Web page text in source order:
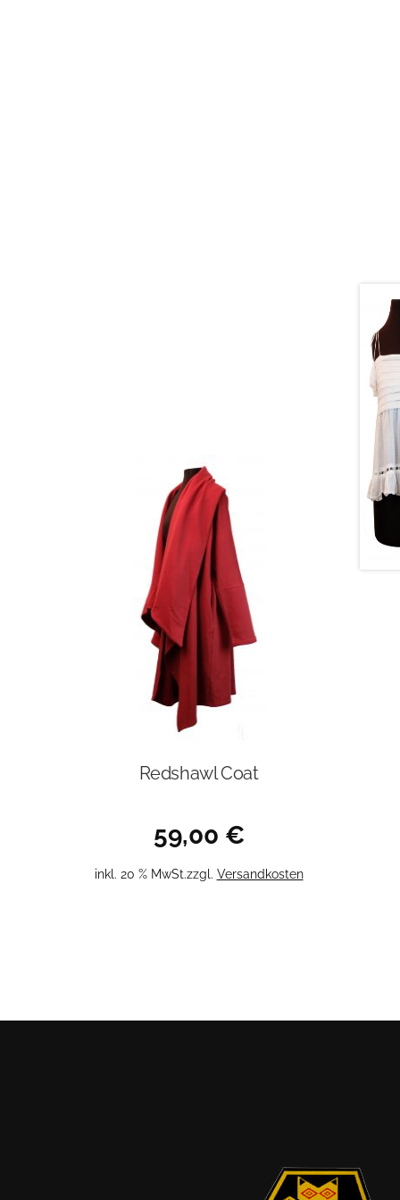
Redshawl Coat
59,00 €
inkl. 20 % MwSt.zzgl. Versandkosten